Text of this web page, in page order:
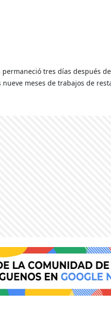
permaneció tres días después
meses de trabajos de